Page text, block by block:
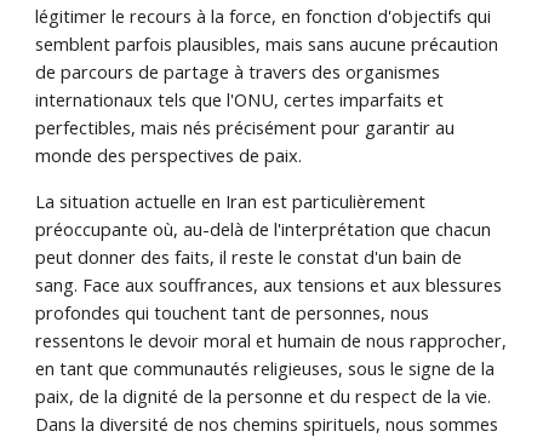
légitimer le recours à la force, en fonction d'objectifs qui
semblent parfois plausibles, mais sans aucune précaution
de parcours de partage à travers des organismes
internationaux tels que l'ONU, certes imparfaits et
perfectibles, mais nés précisément pour garantir au
monde des perspectives de paix.
La situation actuelle en Iran est particulièrement
préoccupante où, au-delà de l'interprétation que chacun
peut donner des faits, il reste le constat d'un bain de
sang. Face aux souffrances, aux tensions et aux blessures
profondes qui touchent tant de personnes, nous
ressentons le devoir moral et humain de nous rapprocher,
en tant que communautés religieuses, sous le signe de la
paix, de la dignité de la personne et du respect de la vie.
Dans la diversité de nos chemins spirituels, nous sommes